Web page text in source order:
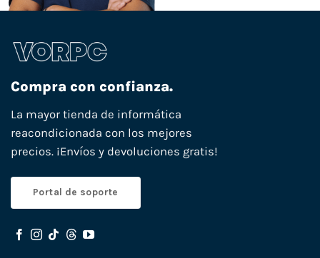
Compra con confianza.
La mayor tienda de informática
reacondicionada con los mejores
precios. ¡Envíos y devoluciones gratis!
Portal de soporte